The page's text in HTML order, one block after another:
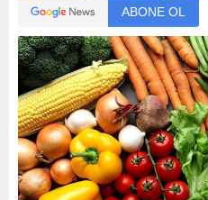
ABONE OL